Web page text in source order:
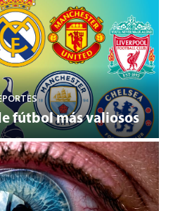
fútbol más valiosos